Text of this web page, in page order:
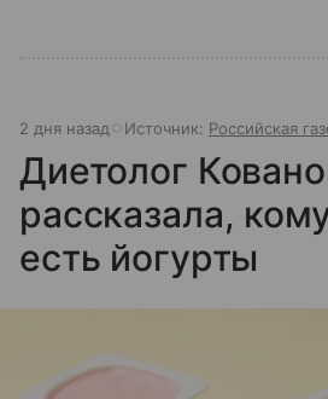
2 дня назад Источник: Российская
Диетолог
рассказала,
есть йогурты